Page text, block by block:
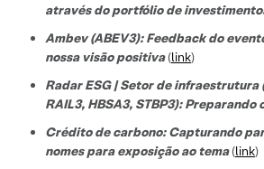
através do portfólio de
Ambev (ABEV3): Feedback do
nossa visão positiva(link)
Radar ESG | Setor de infraestrutura
RAIL3, HBSA3, STBP3): Preparando
Crédito de carbono: Capturando
nomes para exposição ao tema(link)